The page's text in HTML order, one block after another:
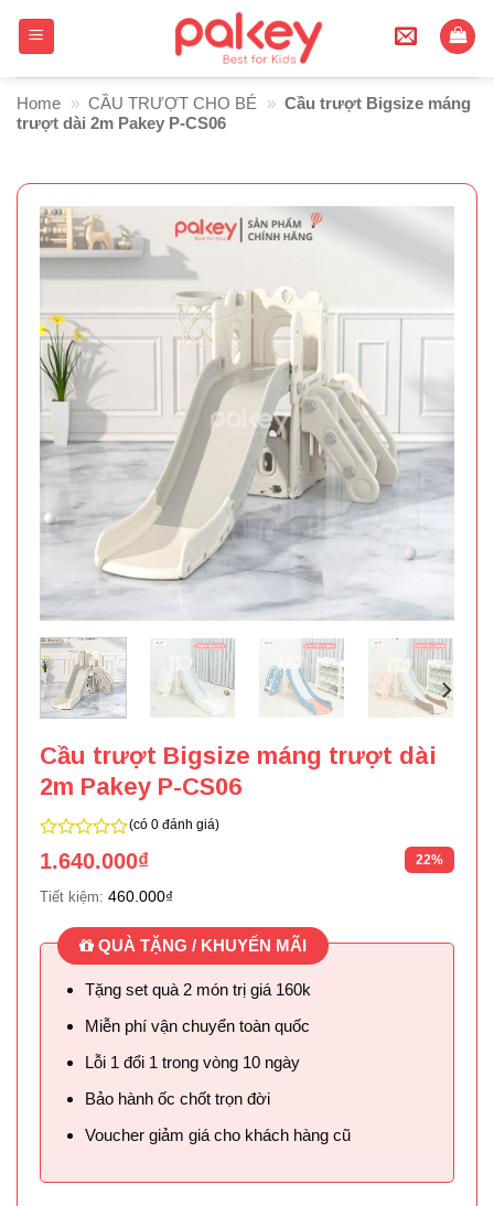
Home » CẦU TRƯỢT CHO BÉ » Cầu trượt Bigsize máng
trượt dài 2m Pakey P-CS06
Cầu trượt Bigsize máng trượt dài
2m Pakey P-CS06
0
trên
5
(có 0 đánh giá)
22%
1.640.000₫
Tiết kiệm: 460.000₫
QUÀ TẶNG / KHUYẾN MÃI
Tặng set quà 2 món trị giá 160k
Miễn phí vận chuyển toàn quốc
Lỗi 1 đổi 1 trong vòng 10 ngày
Bảo hành ốc chốt trọn đời
Voucher giảm giá cho khách hàng cũ